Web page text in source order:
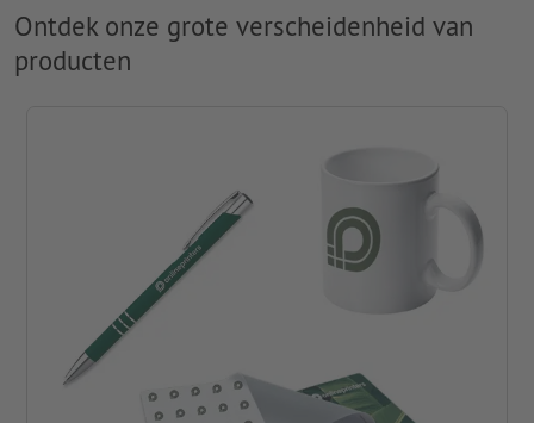
Ontdek onze grote verscheidenheid van
producten